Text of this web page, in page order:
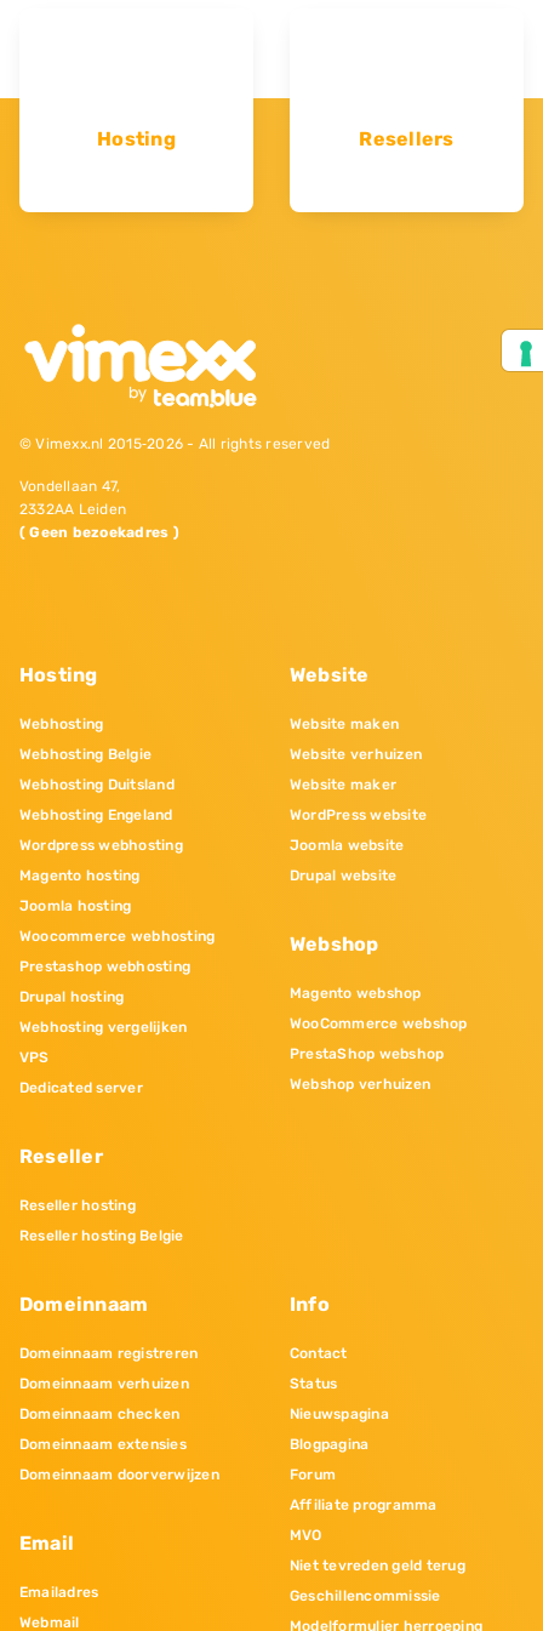
Hosting Resellers
© Vimexx.nl 2015‐2026 - All rights reserved
Vondellaan 47,
2332AA Leiden
( Geen bezoekadres )
Hosting
Webhosting
Webhosting Belgie
Webhosting Duitsland
Webhosting Engeland
Wordpress webhosting
Magento hosting
Joomla hosting
Woocommerce webhosting
Prestashop webhosting
Drupal hosting
Webhosting vergelijken
VPS
Dedicated server
Reseller
Reseller hosting
Reseller hosting Belgie
Website
Website maken
Website verhuizen
Website maker
WordPress website
Joomla website
Drupal website
Webshop
Magento webshop
WooCommerce webshop
PrestaShop webshop
Webshop verhuizen
Domeinnaam
Domeinnaam registreren
Domeinnaam verhuizen
Domeinnaam checken
Domeinnaam extensies
Domeinnaam doorverwijzen
Email
Emailadres
Webmail
Info
Contact
Status
Nieuwspagina
Blogpagina
Forum
Affiliate programma
MVO
Niet tevreden geld terug
Geschillencommissie
Modelformulier herroeping